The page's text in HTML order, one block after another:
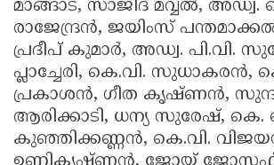
മാങ്ങാട്, സാജിദ് മവ്വൽ, അഡ്വ.
രാജേന്ദ്രൻ, ജയിംസ്
പ്രദീപ് കുമാർ, അഡ്വ. പി.വി.
പ്ലാച്ചേരി, കെ.വി. സുധാകരൻ,
പ്രകാശൻ, ഗീത കൃഷ്ണൻ,
ആരിക്കാടി, ധന്യ സുരേഷ്, കെ.
കുഞ്ഞിക്കണ്ണൻ, കെ.വി.